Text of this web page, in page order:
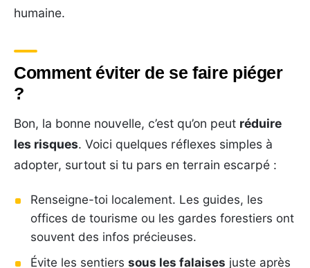
humaine.
Comment éviter de se faire piéger
?
Bon, la bonne nouvelle, c’est qu’on peut réduire
les risques. Voici quelques réflexes simples à
adopter, surtout si tu pars en terrain escarpé :
Renseigne-toi localement. Les guides, les
offices de tourisme ou les gardes forestiers ont
souvent des infos précieuses.
Évite les sentiers sous les falaises juste après